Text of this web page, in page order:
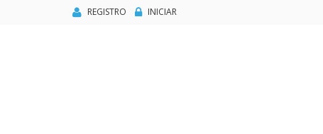
REGISTRO INICIAR